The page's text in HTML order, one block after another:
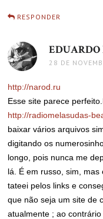
RESPONDER
28 DE
http://narod.ru
Esse site parece
http://radiomelasudas-
baixar vários arquivos
digitando os
longo, pois nunca me
lá. É em russo, sim, mas
tateei pelos links e
que não seja um site de
atualmente ; ao